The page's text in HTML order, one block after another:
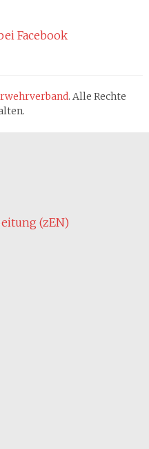
(zEN)
Facebook
. Alle Rechte